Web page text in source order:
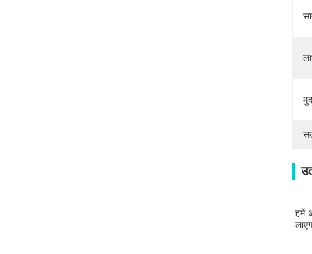
हमें